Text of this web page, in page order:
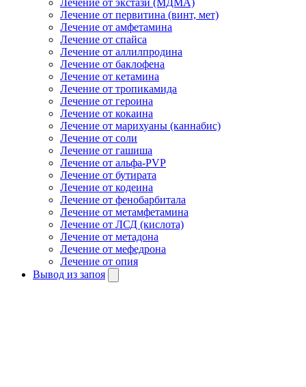
Лечение от первитина (винт, мет)
Лечение от амфетамина
Лечение от спайса
Лечение от аллилпродина
Лечение от баклофена
Лечение от кетамина
Лечение от тропикамида
Лечение от героина
Лечение от кокаина
Лечение от марихуаны (каннабис)
Лечение от соли
Лечение от гашиша
Лечение от альфа-PVP
Лечение от бутирата
Лечение от кодеина
Лечение от фенобарбитала
Лечение от метамфетамина
Лечение от ЛСД (кислота)
Лечение от метадона
Лечение от мефедрона
Лечение от опия
Вывод из запоя